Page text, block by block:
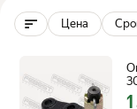
Цена